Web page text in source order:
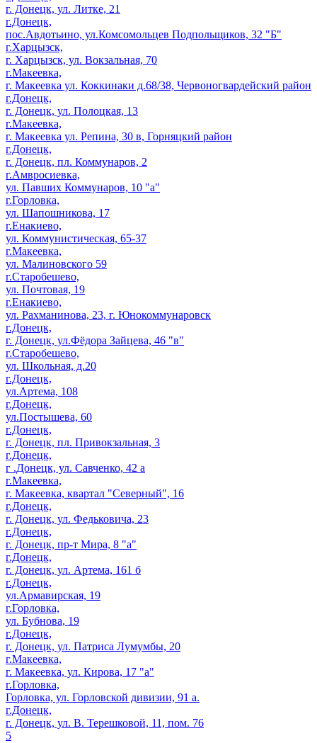
г. Донецк, ул. Литке, 21
г.Донецк,
пос.Авдотьино, ул.Комсомольцев Подпольщиков, 32 "Б"
г.Харцызск,
г. Харцызск, ул. Вокзальная, 70
г.Макеевка,
г. Макеевка ул. Коккинаки д.68/38, Червоногвардейский район
г.Донецк,
г. Донецк, ул. Полоцкая, 13
г.Макеевка,
г. Макеевка ул. Репина, 30 в, Горняцкий район
г.Донецк,
г. Донецк, пл. Коммунаров, 2
г.Амвросиевка,
ул. Павших Коммунаров, 10 "а"
г.Горловка,
ул. Шапошникова, 17
г.Енакиево,
ул. Коммунистическая, 65-37
г.Макеевка,
ул. Малиновского 59
г.Старобешево,
ул. Почтовая, 19
г.Енакиево,
ул. Рахманинова, 23, г. Юнокоммунаровск
г.Донецк,
г. Донецк, ул.Фёдора Зайцева, 46 "в"
г.Старобешево,
ул. Школьная, д.20
г.Донецк,
ул.Артема, 108
г.Донецк,
ул.Постышева, 60
г.Донецк,
г. Донецк, пл. Привокзальная, 3
г.Донецк,
г .Донецк, ул. Савченко, 42 а
г.Макеевка,
г. Макеевка, квартал "Северный", 16
г.Донецк,
г. Донецк, ул. Федьковича, 23
г.Донецк,
г. Донецк, пр-т Мира, 8 "а"
г.Донецк,
г. Донецк, ул. Артема, 161 б
г.Донецк,
ул.Армавирская, 19
г.Горловка,
ул. Бубнова, 19
г.Донецк,
г. Донецк, ул. Патриса Лумумбы, 20
г.Макеевка,
г. Макеевка, ул. Кирова, 17 "а"
г.Горловка,
Горловка, ул. Горловской дивизии, 91 а.
г.Донецк,
г. Донецк, ул. В. Терешковой, 11, пом. 76
5